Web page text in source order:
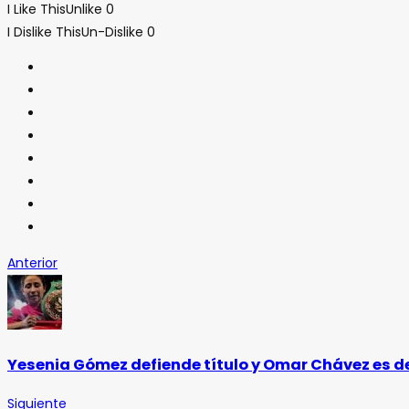
I Like ThisUnlike 0
I Dislike ThisUn-Dislike 0
Anterior
Yesenia Gómez defiende título y Omar Chávez es
Siguiente